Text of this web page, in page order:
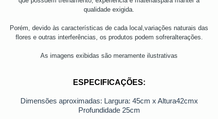
qualidade exigida.
Porém, devido às características de cada local,variações naturais das
flores e outras interferências, os produtos podem sofreralterações.
As imagens exibidas são meramente ilustrativas
ESPECIFICAÇÕES:
Dimensões aproximadas: Largura: 45cm x Altura42cmx
Profundidade 25cm